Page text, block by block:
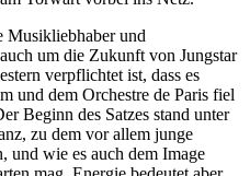
Musikliebhaber und
um die Zukunft von Jungstar
verpflichtet ist, dass es
und dem Orchestre de Paris fiel
Beginn des Satzes stand unter
zu dem vor allem junge
und wie es auch dem Image